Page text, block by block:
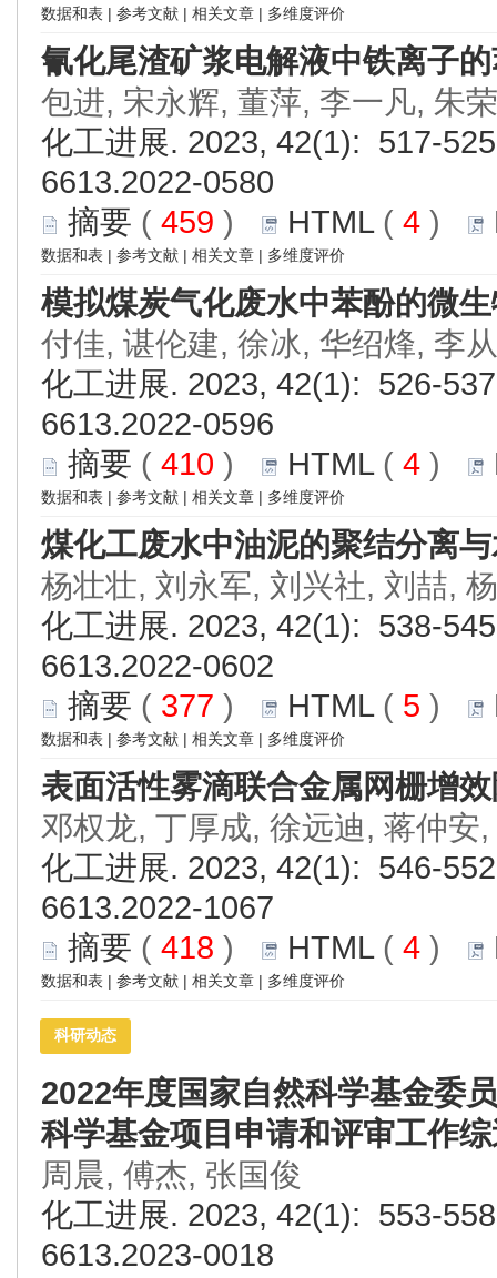
数据和表 | 参考文献 | 相关文章 | 多维度评价
氰化尾渣矿浆电解液中铁离子
包进, 宋永辉, 董萍, 李一凡, 朱
化工进展. 2023, 42(1): 517-
6613.2022-0580
摘要 ( 459 ) HTML( 4 )
数据和表 | 参考文献 | 相关文章 | 多维度评价
模拟煤炭气化废水中苯酚的微
付佳, 谌伦建, 徐冰, 华绍烽, 李
化工进展. 2023, 42(1): 526-
6613.2022-0596
摘要 ( 410 ) HTML( 4 )
数据和表 | 参考文献 | 相关文章 | 多维度评价
煤化工废水中油泥的聚结分离
杨壮壮, 刘永军, 刘兴社, 刘喆,
化工进展. 2023, 42(1): 538-
6613.2022-0602
摘要 ( 377 ) HTML( 5 )
数据和表 | 参考文献 | 相关文章 | 多维度评价
表面活性雾滴联合金属网栅增
邓权龙, 丁厚成, 徐远迪, 蒋仲安
化工进展. 2023, 42(1): 546-
6613.2022-1067
摘要 ( 418 ) HTML( 4 )
数据和表 | 参考文献 | 相关文章 | 多维度评价
科研动态
2022年度国家自然科学基金委
科学基金项目申请和评审工作
周晨, 傅杰, 张国俊
化工进展. 2023, 42(1): 553-
6613.2023-0018